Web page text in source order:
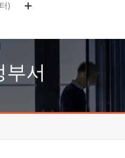
)
부서